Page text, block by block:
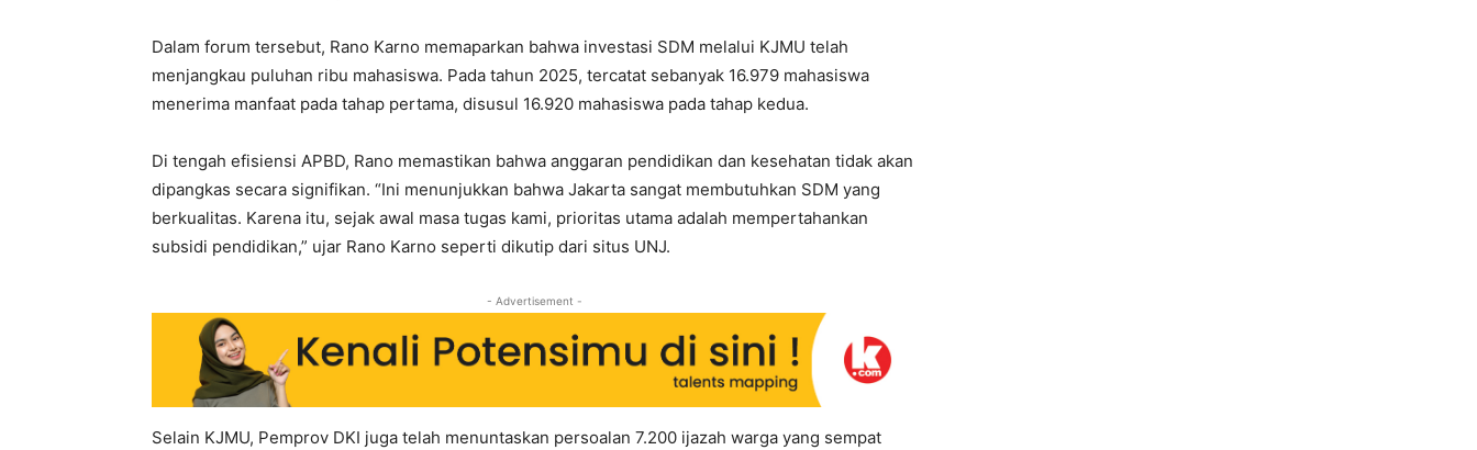
Dalam forum tersebut, Rano Karno memaparkan bahwa investasi SDM melalui KJMU telah
menjangkau puluhan ribu mahasiswa. Pada tahun 2025, tercatat sebanyak 16.979 mahasiswa
menerima manfaat pada tahap pertama, disusul 16.920 mahasiswa pada tahap kedua.
Di tengah efisiensi APBD, Rano memastikan bahwa anggaran pendidikan dan kesehatan tidak akan
dipangkas secara signifikan. “Ini menunjukkan bahwa Jakarta sangat membutuhkan SDM yang
berkualitas. Karena itu, sejak awal masa tugas kami, prioritas utama adalah mempertahankan
subsidi pendidikan,” ujar Rano Karno seperti dikutip dari situs UNJ.
- Advertisement -
Selain KJMU, Pemprov DKI juga telah menuntaskan persoalan 7.200 ijazah warga yang sempat